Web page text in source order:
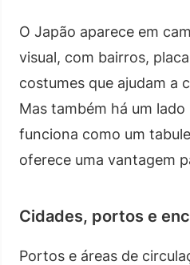
O Japão aparece em
visual, com bairros,
costumes que ajudam a
Mas também há um
funciona como um
oferece uma vantagem
Cidades, portos e
Portos e áreas de